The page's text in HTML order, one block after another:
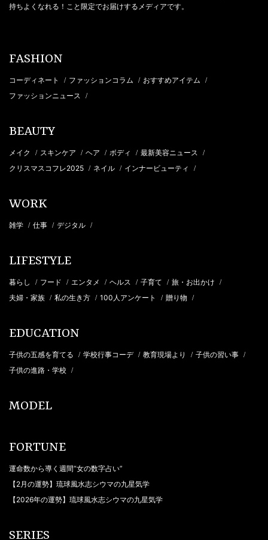
持ちよくなれる！こと限定でお届けするメディアです。
FASHION
コーディネート / ファッションコラム / おすすめアイテム /
ファッションニュース /
BEAUTY
メイク / スキンケア / ヘア / ボディ / 最新美容ニュース /
クリスマスコフレ2025 / ネイル / インナービューティ /
WORK
雑学 / 仕事 / デジタル /
LIFESTYLE
暮らし / フード / エンタメ / ヘルス / 子育て / 旅・お出かけ /
夫婦・家族 / 私の生き方 / 100人アンケート / 贈り物 /
EDUCATION
子供の五感を育てる / 学校行事コーデ / 教育現場より / 子供の習い事 /
子供の進路・学校 /
MODEL
FORTUNE
運命数から導く週間“女の数字占い”
【2月の運勢】琉球風水志シウマの九星気学
【2026年の運勢】琉球風水志シウマの九星気学
SERIES